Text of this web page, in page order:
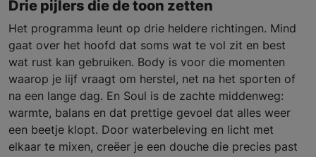
Drie pijlers die de toon zetten
Het programma leunt op drie heldere richtingen. Mind
gaat over het hoofd dat soms wat te vol zit en best
wat rust kan gebruiken. Body is voor die momenten
waarop je lijf vraagt om herstel, net na het sporten of
na een lange dag. En Soul is de zachte middenweg:
warmte, balans en dat prettige gevoel dat alles weer
een beetje klopt. Door waterbeleving en licht met
elkaar te mixen, creëer je een douche die precies past